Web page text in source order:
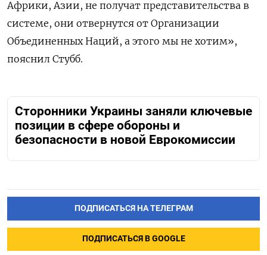
Африки, Азии, не получат представительства в
системе, они отвернутся от Организации
Объединенных Наций, а этого мы не хотим»,
пояснил Стубб.
Сторонники Украины заняли ключевые
позиции в сфере обороны и
безопасности в новой Еврокомиссии
ПОДПИСАТЬСЯ НА ТЕЛЕГРАМ
ПОДПИСАТЬСЯ В GOOGLE